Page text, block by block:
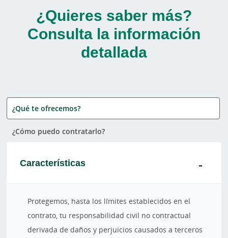
¿Quieres saber más?
Consulta la información
detallada
¿Qué te ofrecemos?
¿Cómo puedo contratarlo?
Características
Protegemos, hasta los límites establecidos en el
contrato, tu responsabilidad civil no contractual
derivada de daños y perjuicios causados a terceros